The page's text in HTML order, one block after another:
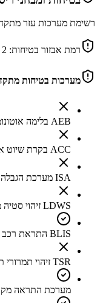
רשימת מערכות עזר
רמת אבזור בטיחות: 2
מערכות בטיחות
AEB בלימה אוטונומית
ACC בקרת שיוט אדפטיבית
ISA מערכת הגבלה אוטומטית למהירות הרכב
LDWS זיהוי סטיה מנתיב
BLIS התראת רכב בשטח מת
TSR זיהוי תמרורי תנועה
מערכת התראה